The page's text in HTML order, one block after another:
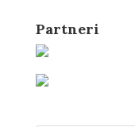
Partneri